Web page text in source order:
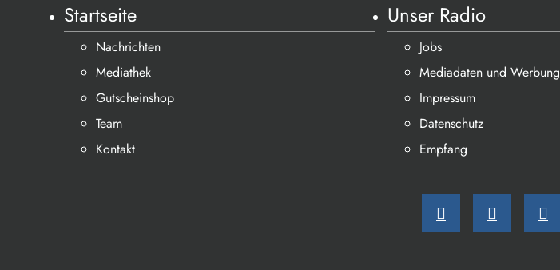
Startseite
Nachrichten
Mediathek
Gutscheinshop
Team
Kontakt
Unser Radio
Jobs
Mediadaten und Werbung
Impressum
Datenschutz
Empfang